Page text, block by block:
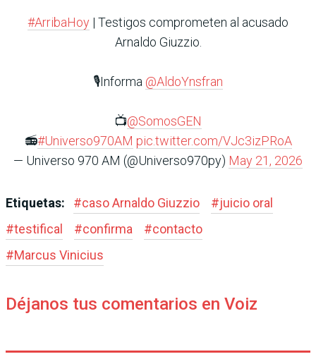
#ArribaHoy | Testigos comprometen al acusado
Arnaldo Giuzzio.
🎙️Informa @AldoYnsfran
📺@SomosGEN
📻#Universo970AM pic.twitter.com/VJc3izPRoA
— Universo 970 AM (@Universo970py) May 21, 2026
Etiquetas: #caso Arnaldo Giuzzio #juicio oral
#testifical #confirma #contacto
#Marcus Vinicius
Déjanos tus comentarios en Voiz